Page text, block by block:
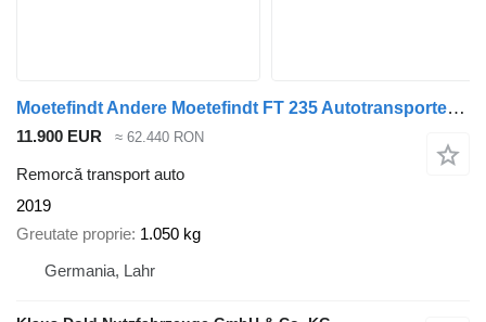
Moetefindt Andere Moetefindt FT 235 Autotransporter Abschlepp
11.900 EUR ≈ 62.440 RON
Remorcă transport auto
2019
Greutate proprie 1.050 kg
Germania, Lahr